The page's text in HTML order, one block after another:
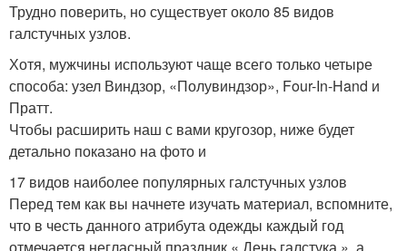
Трудно поверить, но существует около 85 видов
галстучных узлов.
Хотя, мужчины используют чаще всего только четыре
способа: узел Виндзор, «Полувиндзор», Four-In-Hand и
Пратт.
Чтобы расширить наш с вами кругозор, ниже будет
детально показано на фото и
17 видов наиболее популярных галстучных узлов
Перед тем как вы начнете изучать материал, вспомните,
что в честь данного атрибута одежды каждый год